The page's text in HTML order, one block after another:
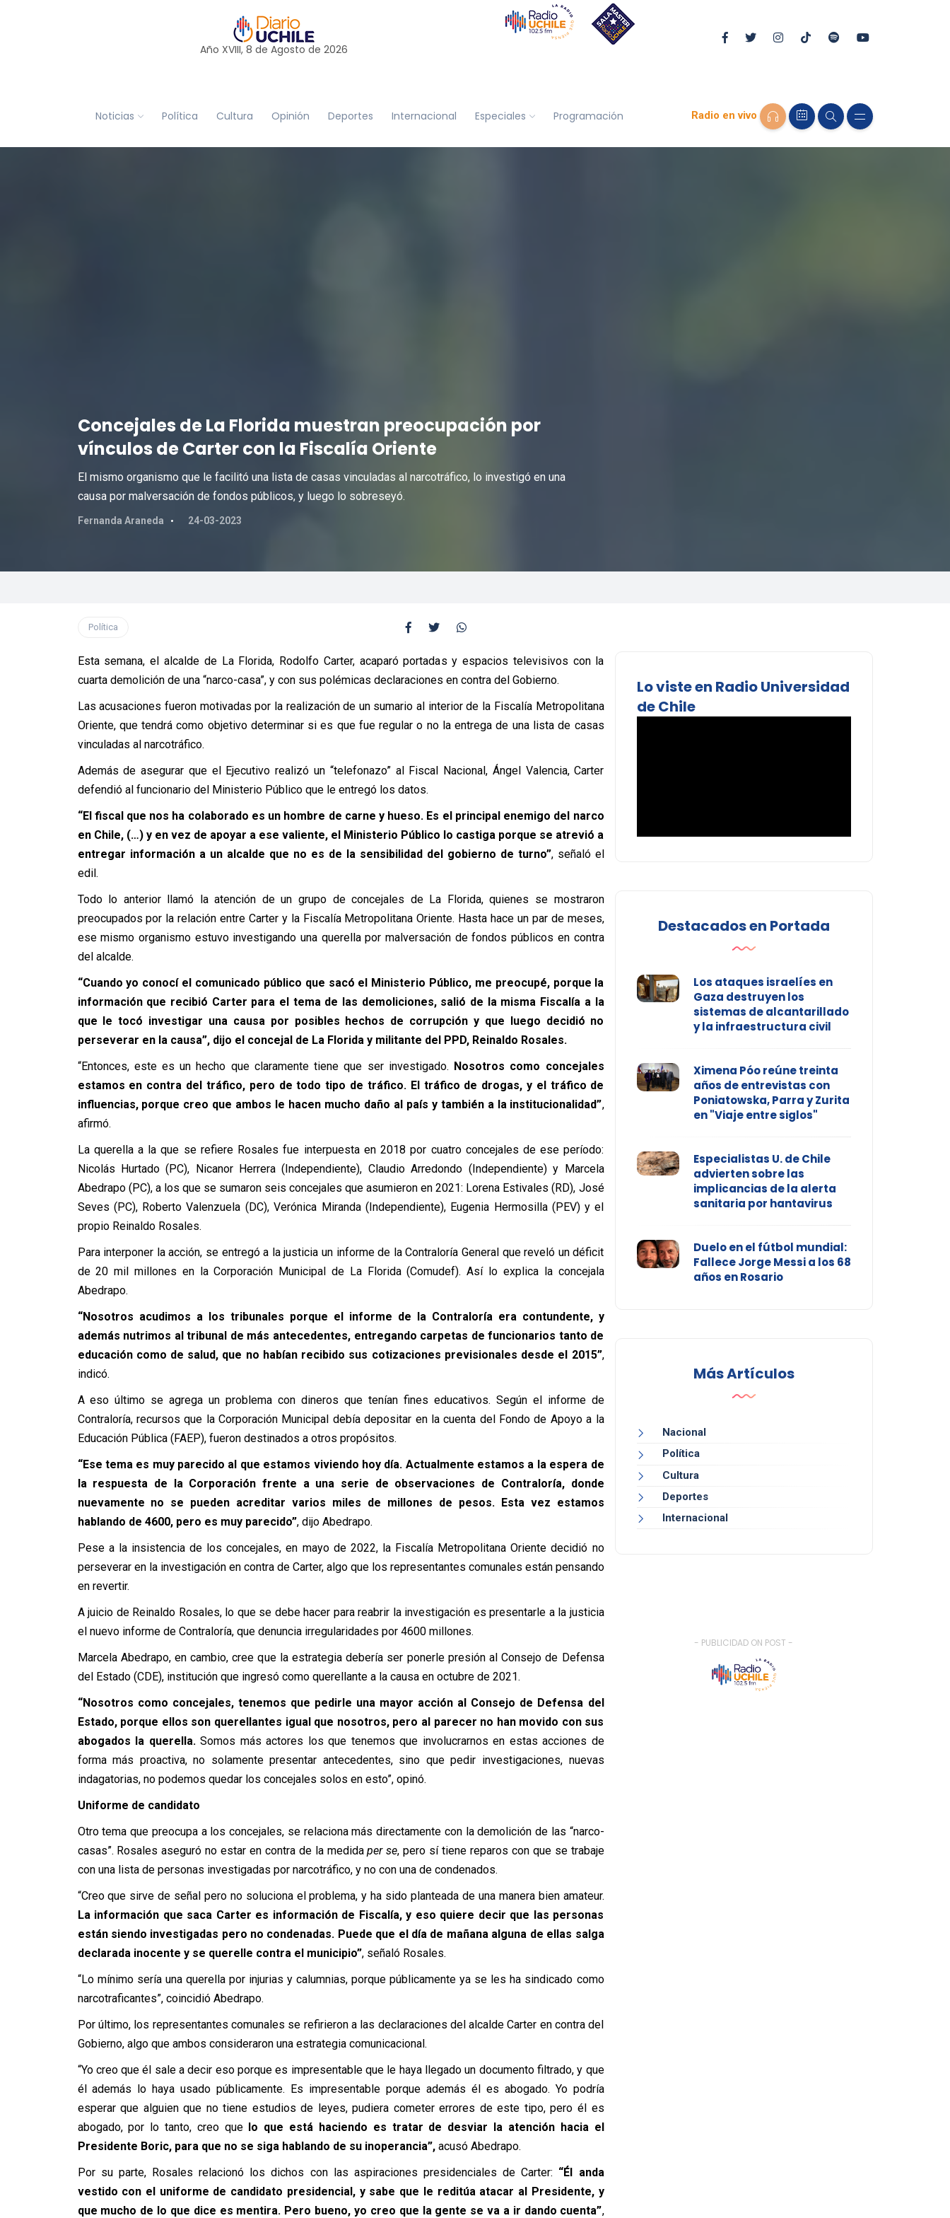
Año XVIII, 8 de Agosto de 2026
Noticias Política Cultura Opinión Deportes Internacional Especiales Programación Radio en vivo
Concejales de La Florida muestran preocupación por
vínculos de Carter con la Fiscalía Oriente
El mismo organismo que le facilitó una lista de casas vinculadas al narcotráfico, lo investigó en una
causa por malversación de fondos públicos, y luego lo sobreseyó.
Fernanda Araneda 24-03-2023
Política
Esta semana, el alcalde de La Florida, Rodolfo Carter, acaparó portadas y espacios televisivos con la
cuarta demolición de una “narco-casa”, y con sus polémicas declaraciones en contra del Gobierno.
Las acusaciones fueron motivadas por la realización de un sumario al interior de la Fiscalía Metropolitana
Oriente, que tendrá como objetivo determinar si es que fue regular o no la entrega de una lista de casas
vinculadas al narcotráfico.
Además de asegurar que el Ejecutivo realizó un “telefonazo” al Fiscal Nacional, Ángel Valencia, Carter
defendió al funcionario del Ministerio Público que le entregó los datos.
“El fiscal que nos ha colaborado es un hombre de carne y hueso. Es el principal enemigo del narco
en Chile, (…) y en vez de apoyar a ese valiente, el Ministerio Público lo castiga porque se atrevió a
entregar información a un alcalde que no es de la sensibilidad del gobierno de turno”, señaló el
edil.
Todo lo anterior llamó la atención de un grupo de concejales de La Florida, quienes se mostraron
preocupados por la relación entre Carter y la Fiscalía Metropolitana Oriente. Hasta hace un par de meses,
ese mismo organismo estuvo investigando una querella por malversación de fondos públicos en contra
del alcalde.
“Cuando yo conocí el comunicado público que sacó el Ministerio Público, me preocupé, porque la
información que recibió Carter para el tema de las demoliciones, salió de la misma Fiscalía a la
que le tocó investigar una causa por posibles hechos de corrupción y que luego decidió no
perseverar en la causa”, dijo el concejal de La Florida y militante del PPD, Reinaldo Rosales.
“Entonces, este es un hecho que claramente tiene que ser investigado. Nosotros como concejales
estamos en contra del tráfico, pero de todo tipo de tráfico. El tráfico de drogas, y el tráfico de
influencias, porque creo que ambos le hacen mucho daño al país y también a la institucionalidad”,
afirmó.
La querella a la que se refiere Rosales fue interpuesta en 2018 por cuatro concejales de ese período:
Nicolás Hurtado (PC), Nicanor Herrera (Independiente), Claudio Arredondo (Independiente) y Marcela
Abedrapo (PC), a los que se sumaron seis concejales que asumieron en 2021: Lorena Estivales (RD), José
Seves (PC), Roberto Valenzuela (DC), Verónica Miranda (Independiente), Eugenia Hermosilla (PEV) y el
propio Reinaldo Rosales.
Para interponer la acción, se entregó a la justicia un informe de la Contraloría General que reveló un déficit
de 20 mil millones en la Corporación Municipal de La Florida (Comudef). Así lo explica la concejala
Abedrapo.
“Nosotros acudimos a los tribunales porque el informe de la Contraloría era contundente, y
además nutrimos al tribunal de más antecedentes, entregando carpetas de funcionarios tanto de
educación como de salud, que no habían recibido sus cotizaciones previsionales desde el 2015”,
indicó.
A eso último se agrega un problema con dineros que tenían fines educativos. Según el informe de
Contraloría, recursos que la Corporación Municipal debía depositar en la cuenta del Fondo de Apoyo a la
Educación Pública (FAEP), fueron destinados a otros propósitos.
“Ese tema es muy parecido al que estamos viviendo hoy día. Actualmente estamos a la espera de
la respuesta de la Corporación frente a una serie de observaciones de Contraloría, donde
nuevamente no se pueden acreditar varios miles de millones de pesos. Esta vez estamos
hablando de 4600, pero es muy parecido”, dijo Abedrapo.
Pese a la insistencia de los concejales, en mayo de 2022, la Fiscalía Metropolitana Oriente decidió no
perseverar en la investigación en contra de Carter, algo que los representantes comunales están pensando
en revertir.
A juicio de Reinaldo Rosales, lo que se debe hacer para reabrir la investigación es presentarle a la justicia
el nuevo informe de Contraloría, que denuncia irregularidades por 4600 millones.
Marcela Abedrapo, en cambio, cree que la estrategia debería ser ponerle presión al Consejo de Defensa
del Estado (CDE), institución que ingresó como querellante a la causa en octubre de 2021.
“Nosotros como concejales, tenemos que pedirle una mayor acción al Consejo de Defensa del
Estado, porque ellos son querellantes igual que nosotros, pero al parecer no han movido con sus
abogados la querella.Somos más actores los que tenemos que involucrarnos en estas acciones de
forma más proactiva, no solamente presentar antecedentes, sino que pedir investigaciones, nuevas
indagatorias, no podemos quedar los concejales solos en esto”, opinó.
Uniforme de candidato
Otro tema que preocupa a los concejales, se relaciona más directamente con la demolición de las “narco-
casas”. Rosales aseguró no estar en contra de la medidaper se, pero sí tiene reparos con que se trabaje
con una lista de personas investigadas por narcotráfico, y no con una de condenados.
“Creo que sirve de señal pero no soluciona el problema, y ha sido planteada de una manera bien amateur.
La información que saca Carter es información de Fiscalía, y eso quiere decir que las personas
están siendo investigadas pero no condenadas. Puede que el día de mañana alguna de ellas salga
declarada inocente y se querelle contra el municipio”, señaló Rosales.
“Lo mínimo sería una querella por injurias y calumnias, porque públicamente ya se les ha sindicado como
narcotraficantes”, coincidió Abedrapo.
Por último, los representantes comunales se refirieron a las declaraciones del alcalde Carter en contra del
Gobierno, algo que ambos consideraron una estrategia comunicacional.
“Yo creo que él sale a decir eso porque es impresentable que le haya llegado un documento filtrado, y que
él además lo haya usado públicamente. Es impresentable porque además él es abogado. Yo podría
esperar que alguien que no tiene estudios de leyes, pudiera cometer errores de este tipo, pero él es
abogado, por lo tanto, creo quelo que está haciendo es tratar de desviar la atención hacia el
Presidente Boric, para que no se siga hablando de su inoperancia”,acusó Abedrapo.
Por su parte, Rosales relacionó los dichos con las aspiraciones presidenciales de Carter: “Él anda
vestido con el uniforme de candidato presidencial, y sabe que le reditúa atacar al Presidente, y
que mucho de lo que dice es mentira. Pero bueno, yo creo que la gente se va a ir dando cuenta”,
Lo viste en Radio Universidad
de Chile
Destacados en Portada
Los ataques israelíes en
Gaza destruyen los
sistemas de alcantarillado
y la infraestructura civil
Ximena Póo reúne treinta
años de entrevistas con
Poniatowska, Parra y Zurita
en "Viaje entre siglos"
Especialistas U. de Chile
advierten sobre las
implicancias de la alerta
sanitaria por hantavirus
Duelo en el fútbol mundial:
Fallece Jorge Messi a los 68
años en Rosario
Más Artículos
Nacional
Política
Cultura
Deportes
Internacional
- PUBLICIDAD ON POST -